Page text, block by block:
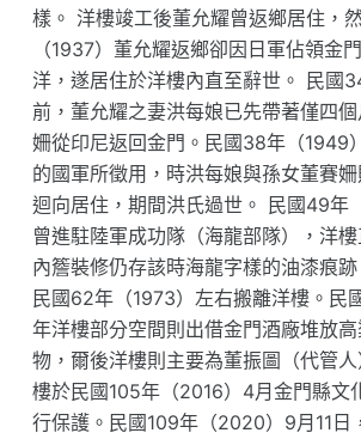
樣。 洋樓竣工後董允耀曾返鄉居住，
（1937）董允耀返鄉卻因日軍佔領金
洋，遂居住於洋樓內直至辭世。 民國
前，董允耀之妻洪每娘已先帶著僅四
姍從印尼返回金門。民國38年（1949
的國軍所徵用，時洪每娘與孫女董賽
迴向居住，期間洪氏過世。 民國49年
曾進駐陸軍成功隊（海龍部隊），洋
內簷裝修仍存該時海龍字樣的油漆痕
民國62年（1973）左右搬離洋樓。民
年洋樓部分空間則出借金門酒廠堆放
物，爾後洋樓則主要為董振圖（代管
樓於民國105年（2016）4月金門縣文
行保護。民國109年（2020）9月11日